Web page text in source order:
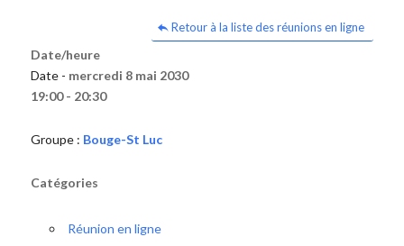
Retour à la liste des réunions en ligne
Date/heure
Date - mercredi 8 mai 2030
19:00 - 20:30
Groupe : Bouge-St Luc
Catégories
Réunion en ligne